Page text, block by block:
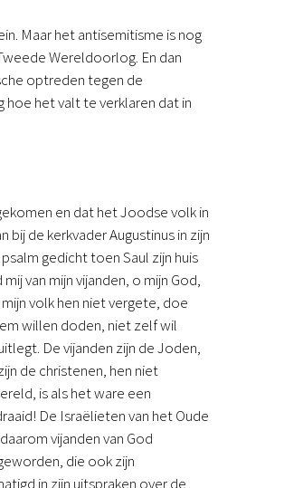
Maar het antisemitisme is nog
Wereldoorlog. En dan
optreden tegen de
hoe het valt te verklaren dat in
en dat het Joodse volk in
de kerkvader Augustinus in zijn
gedicht toen Saul zijn huis
van mijn vijanden, o mijn God,
volk hen niet vergete, doe
willen doden, niet zelf wil
De vijanden zijn de Joden,
de christenen, hen niet
is als het ware een
De Israëlieten van het Oude
vijanden van God
die ook zijn
in zijn uitspraken over de
Onze visie
Geschiedenis
Actueel
ANBI